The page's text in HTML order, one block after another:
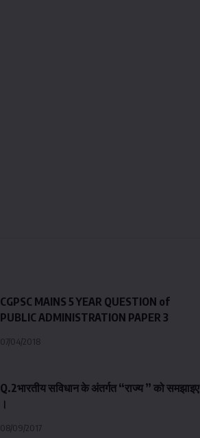
CGPSC MAINS 5 YEAR QUESTION of
PUBLIC ADMINISTRATION PAPER 3
07/04/2018
Q.2भारतीय सविधान के अंतर्गत “राज्य ” को समझाइए
।
08/09/2017